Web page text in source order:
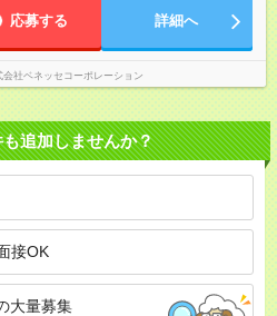
合、朝8時半から学校で就業できること
応募する 詳細へ
会社ベネッセコーポレーション
追加しませんか？
接OK
大量募集